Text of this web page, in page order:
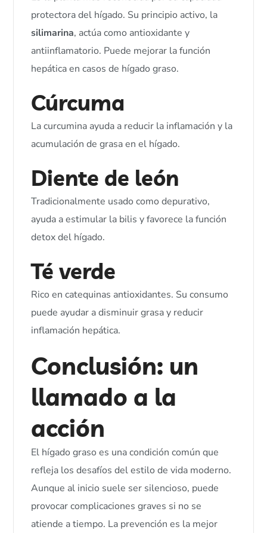
protectora del hígado. Su principio activo, la
silimarina, actúa como antioxidante y
antiinflamatorio. Puede mejorar la función
hepática en casos de hígado graso.
Cúrcuma
La curcumina ayuda a reducir la inflamación y la
acumulación de grasa en el hígado.
Diente de león
Tradicionalmente usado como depurativo,
ayuda a estimular la bilis y favorece la función
detox del hígado.
Té verde
Rico en catequinas antioxidantes. Su consumo
puede ayudar a disminuir grasa y reducir
inflamación hepática.
Conclusión: un
llamado a la
acción
El hígado graso es una condición común que
refleja los desafíos del estilo de vida moderno.
Aunque al inicio suele ser silencioso, puede
provocar complicaciones graves si no se
atiende a tiempo. La prevención es la mejor